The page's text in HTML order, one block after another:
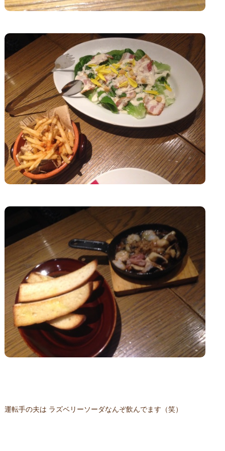
運転手の夫は ラズベリーソーダなんぞ飲んでます（笑）